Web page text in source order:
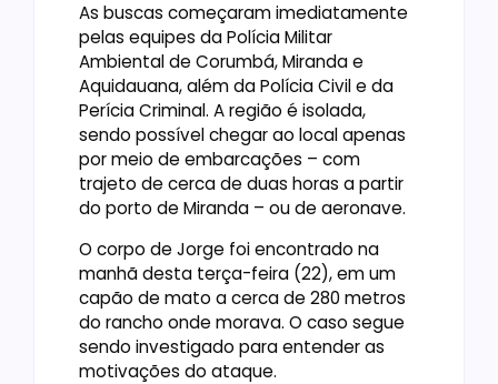
As buscas começaram imediatamente
pelas equipes da Polícia Militar
Ambiental de Corumbá, Miranda e
Aquidauana, além da Polícia Civil e da
Perícia Criminal. A região é isolada,
sendo possível chegar ao local apenas
por meio de embarcações – com
trajeto de cerca de duas horas a partir
do porto de Miranda – ou de aeronave.
O corpo de Jorge foi encontrado na
manhã desta terça-feira (22), em um
capão de mato a cerca de 280 metros
do rancho onde morava. O caso segue
sendo investigado para entender as
motivações do ataque.